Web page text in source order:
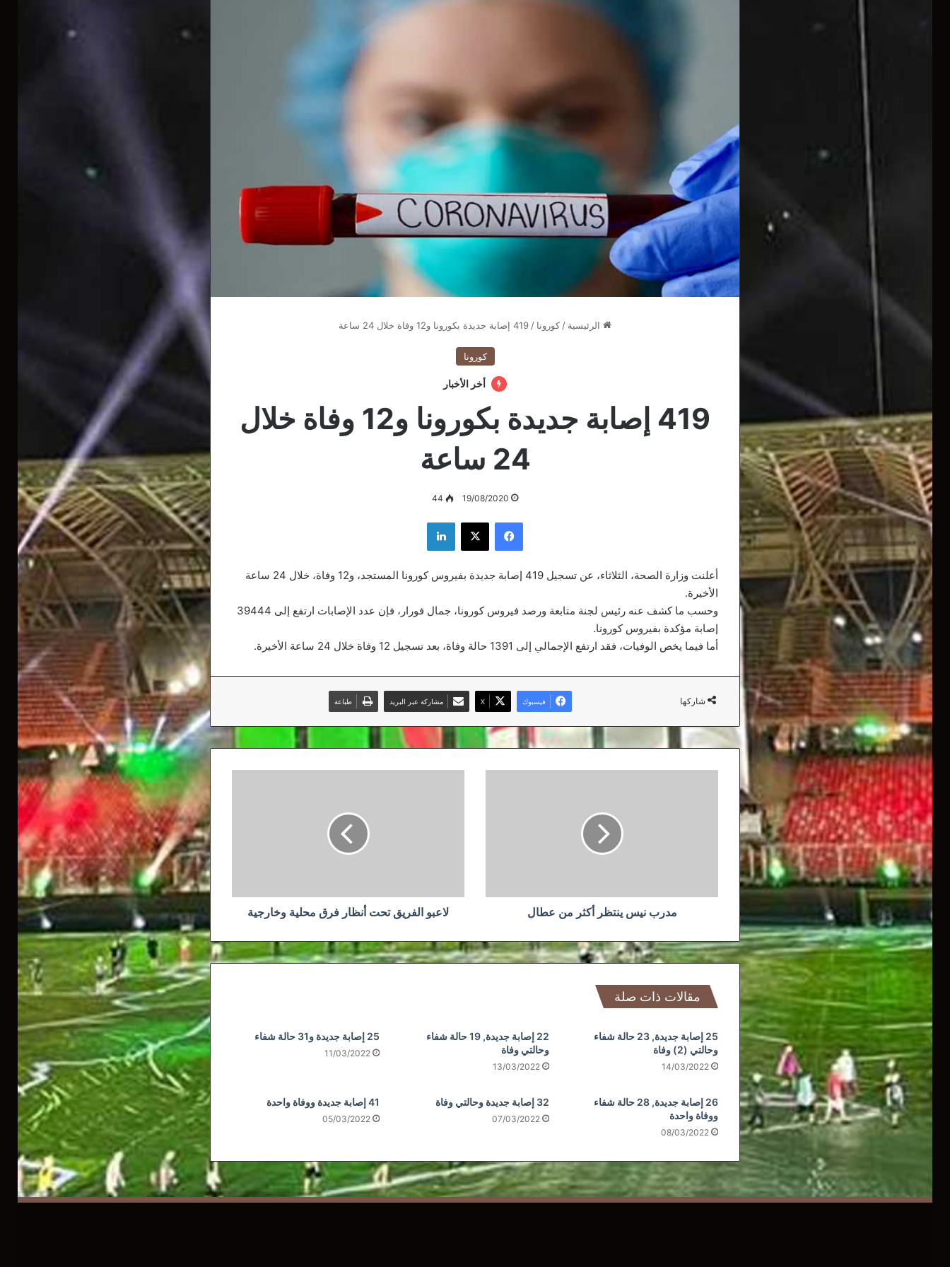
الرئيسية / كورونا / 419 إصابة جديدة بكورونا و12 وفاة خلال 24 ساعة
كورونا
أخر الأخبار
419 إصابة جديدة بكورونا و12 وفاة خلال
24 ساعة
19/08/2020
44
فيسبوك ‫X لينكدإن
أعلنت وزارة الصحة، الثلاثاء، عن تسجيل 419 إصابة جديدة بفيروس كورونا المستجد، و12 وفاة، خلال 24 ساعة
الأخيرة.
وحسب ما كشف عنه رئيس لجنة متابعة ورصد فيروس كورونا، جمال فورار، فإن عدد الإصابات ارتفع إلى 39444
إصابة مؤكدة بفيروس كورونا.
أما فيما يخص الوفيات، فقد ارتفع الإجمالي إلى 1391 حالة وفاة، بعد تسجيل 12 وفاة خلال 24 ساعة الأخيرة.
شاركها فيسبوك ‫X مشاركة عبر البريد طباعة
مدرب نيس ينتظر أكثر من عطال لاعبو الفريق تحت أنظار فرق محلية وخارجية
مقالات ذات صلة
25 إصابة جديدة, 23 حالة شفاء
وحالتي (2) وفاة
14/03/2022
22 إصابة جديدة, 19 حالة شفاء
وحالتي وفاة
13/03/2022
25 إصابة جديدة و31 حالة شفاء
11/03/2022
26 إصابة جديدة, 28 حالة شفاء
ووفاة واحدة
08/03/2022
32 إصابة جديدة وحالتي وفاة
07/03/2022
41 إصابة جديدة ووفاة واحدة
05/03/2022